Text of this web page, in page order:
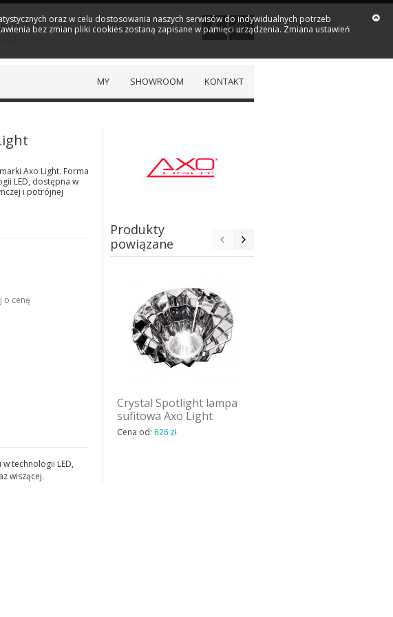
KONTAKT
SHOWROOM
MY
Axo Light. Forma
LED, dostępna w
i potrójnej
o cenę
Produkty
powiązane
Crystal Spotlight lampa
sufitowa Axo Light
Cena od: 626 zł
technologii LED,
wiszącej.
oraz w celu dostosowania naszych serwisów do indywidualnych potrzeb
bez zmian pliki cookies zostaną zapisane w pamięci urządzenia. Zmiana ustawień